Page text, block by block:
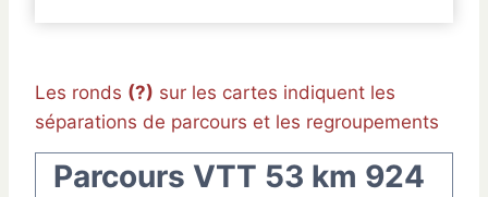
Les ronds (?) sur les cartes indiquent les
séparations de parcours et les regroupements
Parcours VTT 53 km 924